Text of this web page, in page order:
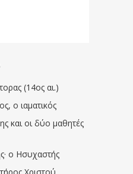
(14ος αι.)
ο ιαματικός
και οι δύο μαθητές
· ο Ησυχαστής